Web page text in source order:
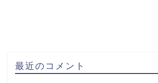
最近のコメント